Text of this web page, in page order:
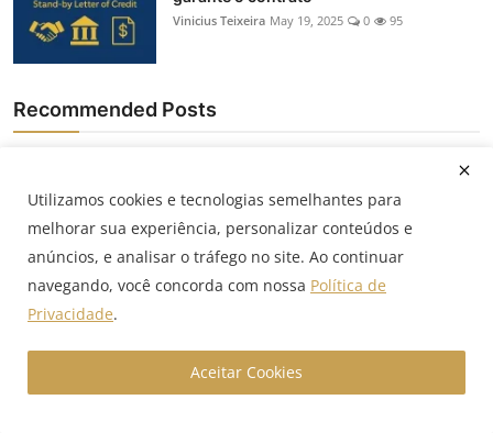
Vinicius Teixeira May 19, 2025 0 95
Recommended Posts
Vinicius Teixeira
Consórcio ou financiamento: qual vale
Selic caiu: o que muda na renda fixa,
Utilizamos cookies e tecnologias semelhantes para
melhorar sua experiência, personalizar conteúdos e
anúncios, e analisar o tráfego no site. Ao continuar
navegando, você concorda com nossa Política de
Privacidade.
Aceitar Cookies